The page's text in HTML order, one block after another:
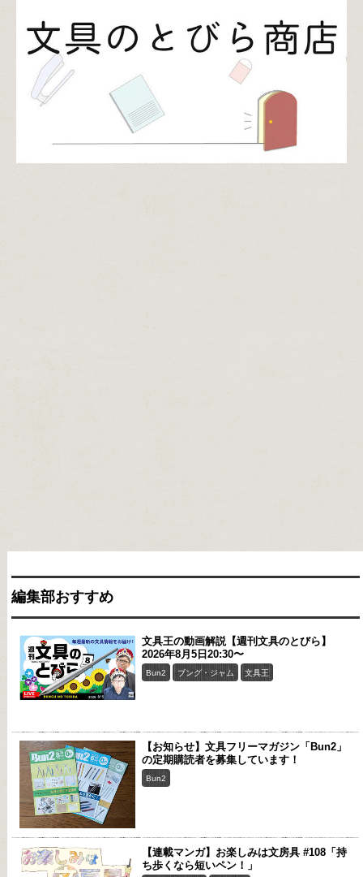
編集部おすすめ
文具王の動画解説【週刊文具のとびら】
2026年8月5日20:30〜
Bun2 ブング・ジャム 文具王
【お知らせ】文具フリーマガジン「Bun2」
の定期購読者を募集しています！
Bun2
【連載マンガ】お楽しみは文房具 #108「持
ち歩くなら短いペン！」